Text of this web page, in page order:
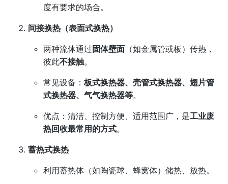
度有要求的场合。
间接换热（表面式换热）
两种流体通过 固体壁面 （如金属管或板）传热，
彼此不接触。
常见设备： 板式换热器、壳管式换热器、翅片管
式换热器、气气换热器等。
优点：清洁、控制方便、适用范围广，是工业废
热回收最常用的方式。
蓄热式换热
利用蓄热体（如陶瓷球、蜂窝体）储热、放热。